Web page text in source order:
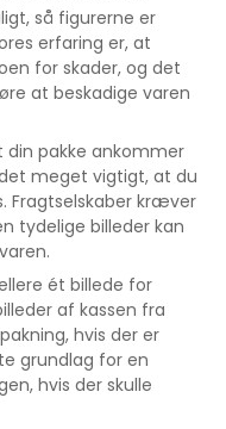
så figurerne er
erfaring er, at
for skader, og det
at beskadige varen
din pakke ankommer
meget vigtigt, at du
Fragtselskaber kræver
tydelige billeder kan
ét billede for
af kassen fra
hvis der er
grundlag for en
hvis der skulle